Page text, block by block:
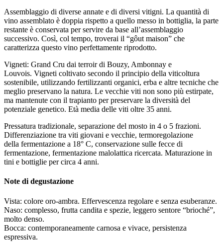
Assemblaggio di diverse annate e di diversi vitigni. La quantità di
vino assemblato è doppia rispetto a quello messo in bottiglia, la parte
restante è conservata per servire da base all’assemblaggio
successivo. Così, col tempo, troverai il “gôut maison” che
caratterizza questo vino perfettamente riprodotto.
Vigneti: Grand Cru dai terroir di Bouzy, Ambonnay e
Louvois. Vigneti coltivato secondo il principio della viticoltura
sostenibile, utilizzando fertilizzanti organici, erba e altre tecniche che
meglio preservano la natura. Le vecchie viti non sono più estirpate,
ma mantenute con il trapianto per preservare la diversità del
potenziale genetico. Età media delle viti oltre 35 anni.
Pressatura tradizionale, separazione del mosto in 4 o 5 frazioni.
Differenziazione tra viti giovani e vecchie, termoregolazione
della fermentazione a 18° C, conservazione sulle fecce di
fermentazione, fermentazione malolattica ricercata. Maturazione in
tini e bottiglie per circa 4 anni.
Note di degustazione
Vista: colore oro-ambra. Effervescenza regolare e senza esuberanze.
Naso: complesso, frutta candita e spezie, leggero sentore “brioché”,
molto denso.
Bocca: contemporaneamente carnosa e vivace, persistenza
espressiva.